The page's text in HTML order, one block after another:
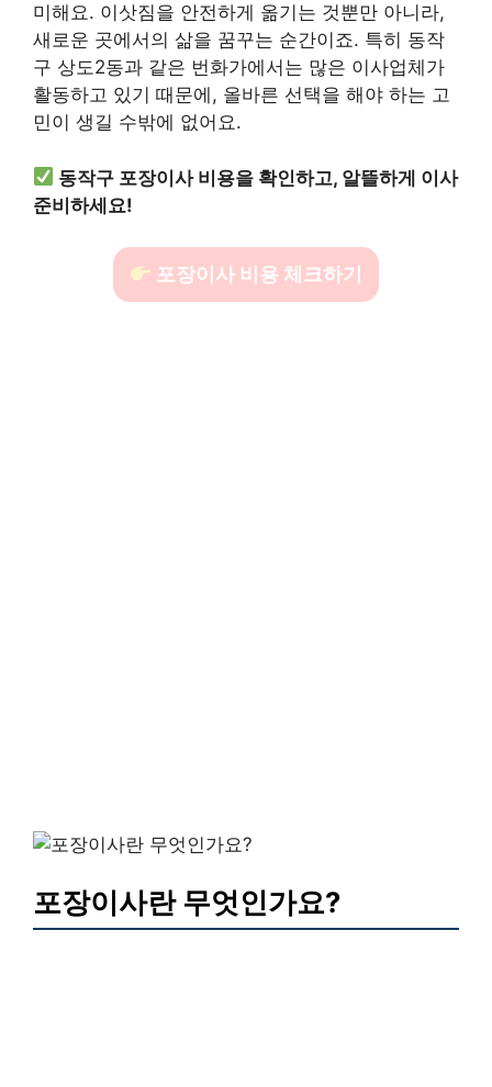
미해요. 이삿짐을 안전하게 옮기는 것뿐만 아니라,
새로운 곳에서의 삶을 꿈꾸는 순간이죠. 특히 동작
구 상도2동과 같은 번화가에서는 많은 이사업체가
활동하고 있기 때문에, 올바른 선택을 해야 하는 고
민이 생길 수밖에 없어요.
동작구 포장이사 비용을 확인하고, 알뜰하게 이사
준비하세요!
포장이사 비용 체크하기
포장이사란 무엇인가요?